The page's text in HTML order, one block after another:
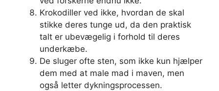
Krokodiller ved ikke, hvordan de skal
stikke deres tunge ud, da den praktisk
talt er ubevægelig i forhold til deres
underkæbe.
De sluger ofte sten, som ikke kun hjælper
dem med at male mad i maven, men
også letter dykningsprocessen.